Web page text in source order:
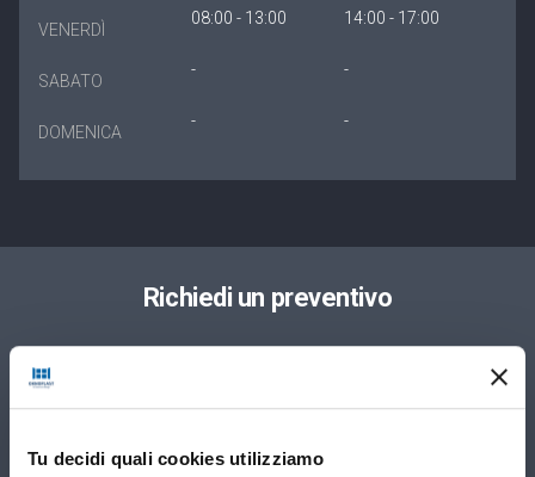
Tu decidi quali cookies utilizziamo
VENERDÌ
08:00 - 13:00 14:00 - 17:00
SABATO
- -
DOMENICA
- -
Richiedi un preventivo
Privato
Azienda